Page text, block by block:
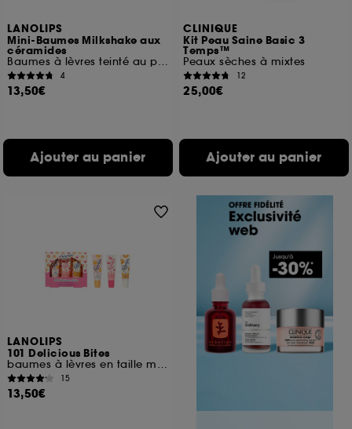
LANOLIPS
Mini-Baumes Milkshake aux
céramides
Baumes à lèvres teinté au parfum gourmand
4
13,50€
Ajouter au panier
CLINIQUE
Kit Peau Saine Basic 3
Temps™
Peaux sèches à mixtes
12
25,00€
Ajouter au panier
LANOLIPS
101 Delicious Bites
baumes à lèvres en taille mini
15
13,50€